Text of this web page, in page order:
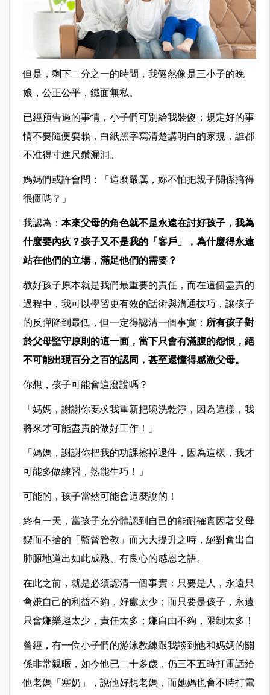
但是，剩下二分之一的時間，我儼然像是三小子的晚
娘，公正公平，鐵面無私。
已經預告過的事情，小子們可別給我裝傻；規定好的事
情不要隨便耍賴，白紙黑字寫清楚講明白的家規，誰都
不准得寸進尺鑽漏洞。
媽媽們或許會問：「這麼嚴厲，妳不怕把親子關係搞得
很僵嗎？」
我認為： 本來父母的角色就不是永遠在討好孩子，我為
什麼要內疚？孩子又不是我的「客戶」，為什麼得永遠
站在他們的立場，滿足他們的需要？
教好孩子原本就是我們最重要的責任，而在這個盡責的
過程中，我可以學習更有效的話術與溝通技巧，讓孩子
的反彈降到最低，但一定得認清一個事實： 所有孩子對
於父母堅守原則的這一面，當下只會有滿腹的怨恨，絕
不可能出現百分之百的認同，甚至還懂得感激父母。
你想，孩子可能會這麼說嗎？
「媽媽，謝謝你要求我重新把碗洗乾淨，因為這樣，我
將來才可能盡責的做好工作！」
「媽媽，謝謝你把我的功課擦掉退件，因為這樣，我才
可能多做練習，熟能生巧！」
可能的，孩子當然可能會這麼說的！
終有一天，當孩子充分體認到自己的能耐確實因著父母
鍥而不捨的「監督管教」而大大提升之時，絕對會出自
肺腑地道出如此成熟、有良心的感恩之語。
在此之前，就是必須認清一個事實：只要是人，永遠只
會嫌自己的利益不夠， 好處太少；而只要是孩子，永遠
只會嫌樂趣太少，責任太多；嫌自由不夠，限制太多！
曾經，有一位小子們的游泳教練跟我談到他和媽媽的關
係非常親暱，如今他已二十多歲，仍三不五時打電話給
他老媽「塞奶」，說他好想老媽，而她媽也會不時打電